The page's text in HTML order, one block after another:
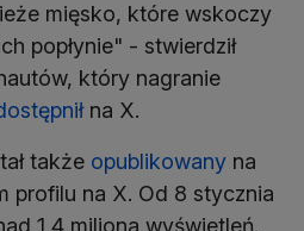
mięsko, które wskoczy
popłynie" - stwierdził
który nagranie
na X.
także opublikowany na
profilu na X. Od 8 stycznia
1,4 miliona wyświetleń.